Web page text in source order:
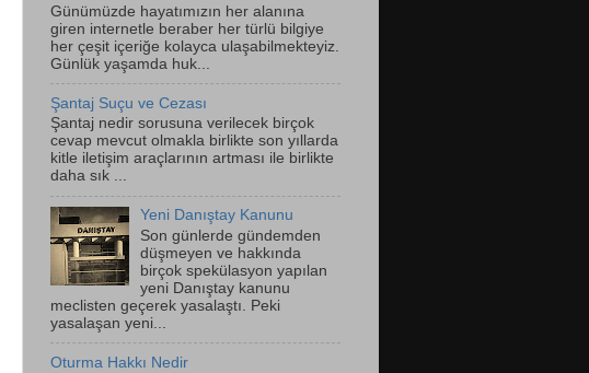
Günümüzde hayatımızın her alanına
giren internetle beraber her türlü bilgiye
her çeşit içeriğe kolayca ulaşabilmekteyiz.
Günlük yaşamda huk...
Şantaj Suçu ve Cezası
Şantaj nedir sorusuna verilecek birçok
cevap mevcut olmakla birlikte son yıllarda
kitle iletişim araçlarının artması ile birlikte
daha sık ...
Yeni Danıştay Kanunu
Son günlerde gündemden
düşmeyen ve hakkında
birçok spekülasyon yapılan
yeni Danıştay kanunu
meclisten geçerek yasalaştı. Peki
yasalaşan yeni...
Oturma Hakkı Nedir